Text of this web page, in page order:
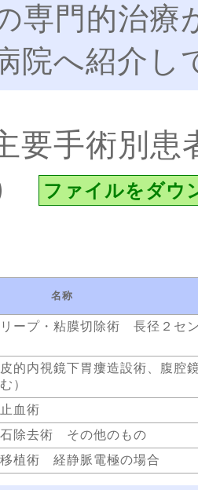
専門的治療
院へ紹介し
要手術別患
ファイルをダウ
名称
ープ・粘膜切除術 長径２セ
的内視鏡下胃瘻造設術、腹腔
）
血術
除去術 その他のもの
植術 経静脈電極の場合